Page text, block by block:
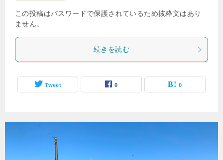
この投稿はパスワードで保護されているため抜粋文はあり
ません。
続きを読む
Tweet 0 0